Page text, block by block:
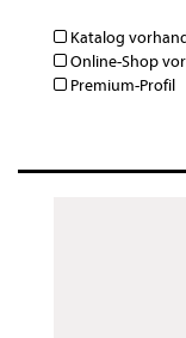
Katalog
Online-Shop
Premium-Profil